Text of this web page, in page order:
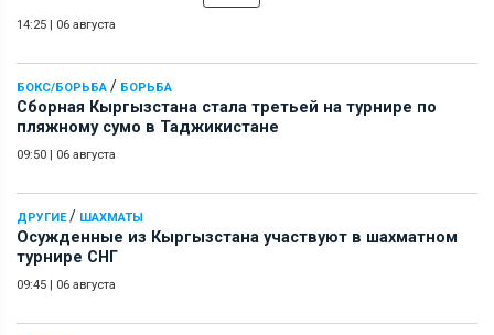
14:25 | 06 августа
БОКС/БОРЬБА / БОРЬБА
Сборная Кыргызстана стала третьей на турнире по
пляжному сумо в Таджикистане
09:50 | 06 августа
ДРУГИЕ/ ШАХМАТЫ
Осужденные из Кыргызстана участвуют в шахматном
турнире СНГ
09:45 | 06 августа